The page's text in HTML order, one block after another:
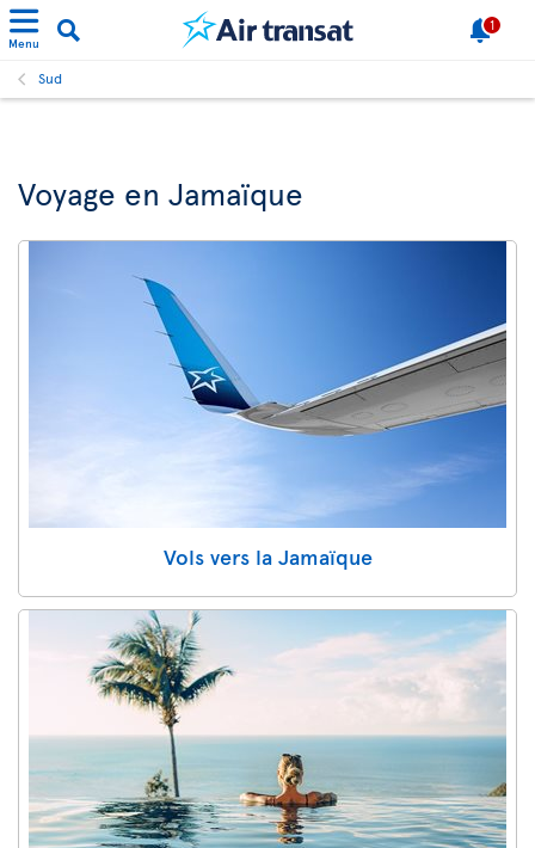
Menu
1
Sud
Voyage en Jamaïque
Vols vers la Jamaïque